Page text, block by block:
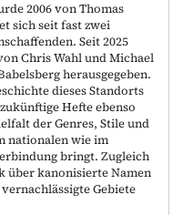
2006 von Thomas
sich seit fast zwei
Seit 2025
Chris Wahl und Michael
herausgegeben.
dieses Standorts
Hefte ebenso
der Genres, Stile und
nationalen wie im
bringt. Zugleich
über kanonisierte Namen
Gebiete